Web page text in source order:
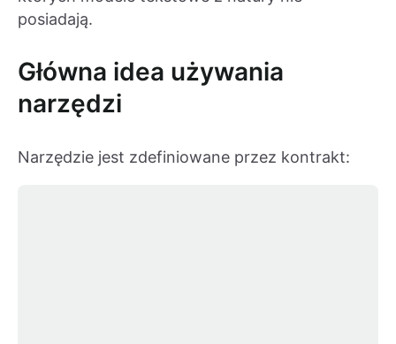
posiadają.
Główna idea używania
narzędzi
Narzędzie jest zdefiniowane przez kontrakt: